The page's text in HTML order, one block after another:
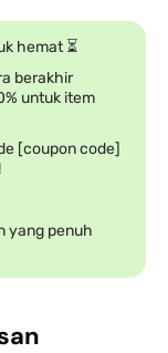
hemat ⏳
berakhir
untuk item
[coupon code]
yang penuh